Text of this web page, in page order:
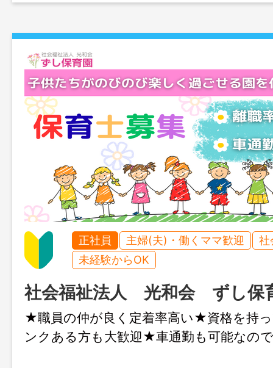
正社員 主婦(夫)・働くママ歓迎
社
未経験からOK
社会福祉法人 光和会 ずし保
★職員の仲が良く定着率高い★資格を持
ンクある方も大歓迎★車通勤も可能なの